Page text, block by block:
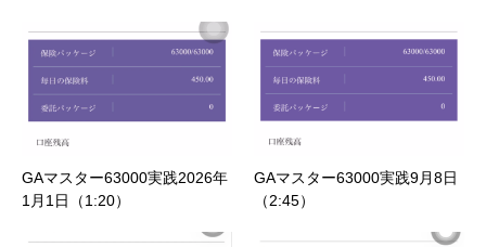
GAマスター63000実践2026年
1月1日（1:20）
GAマスター63000実践9月8日
（2:45）